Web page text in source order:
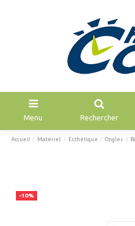
Menu Rechercher
Accueil Matériel Esthétique Ongles
-10%